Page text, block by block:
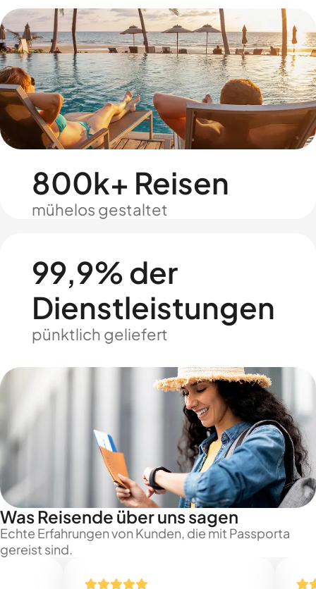
800k+ Reisen
mühelos gestaltet
99,9% der
Dienstleistungen
pünktlich geliefert
Was Reisende über uns sagen
Echte Erfahrungen von Kunden, die mit Passporta
gereist sind.